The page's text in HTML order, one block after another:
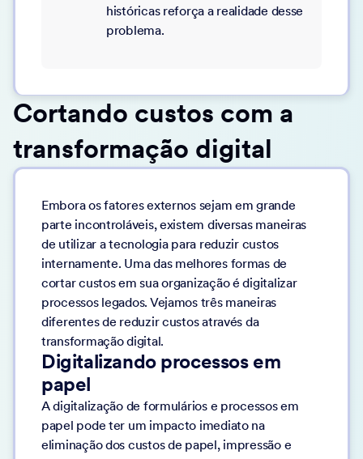
históricas reforça a realidade desse
problema.
Cortando custos com a
transformação digital
Embora os fatores externos sejam em grande
parte incontroláveis, existem diversas maneiras
de utilizar a tecnologia para reduzir custos
internamente. Uma das melhores formas de
cortar custos em sua organização é digitalizar
processos legados. Vejamos três maneiras
diferentes de reduzir custos através da
transformação digital.
Digitalizando processos em
papel
A digitalização de formulários e processos em
papel pode ter um impacto imediato na
eliminação dos custos de papel, impressão e